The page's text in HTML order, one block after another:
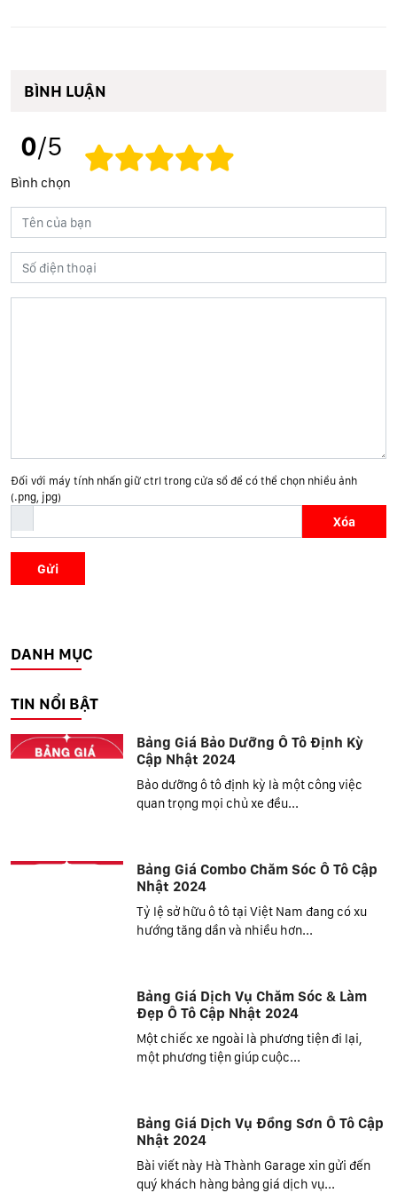
BÌNH LUẬN
0/5
Bình chọn
Đối với máy tính nhấn giữ ctrl trong cửa sổ để có thể chọn nhiều ảnh
(.png, jpg)
Xóa
Gửi
DANH MỤC
TIN NỔI BẬT
Bảng Giá Bảo Dưỡng Ô Tô Định Kỳ
Cập Nhật 2024
Bảo dưỡng ô tô định kỳ là một công việc
quan trọng mọi chủ xe đều...
Bảng Giá Combo Chăm Sóc Ô Tô Cập
Nhật 2024
Tỷ lệ sở hữu ô tô tại Việt Nam đang có xu
hướng tăng dần và nhiều hơn...
Bảng Giá Dịch Vụ Chăm Sóc & Làm
Đẹp Ô Tô Cập Nhật 2024
Một chiếc xe ngoài là phương tiện đi lại,
một phương tiện giúp cuộc...
Bảng Giá Dịch Vụ Đồng Sơn Ô Tô Cập
Nhật 2024
Bài viết này Hà Thành Garage xin gửi đến
quý khách hàng bảng giá dịch vụ...